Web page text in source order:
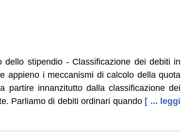
stipendio - Classificazione dei debiti in
appieno i meccanismi di calcolo della quota
partire innanzitutto dalla classificazione dei
Parliamo di debiti ordinari quando [ ... leggi